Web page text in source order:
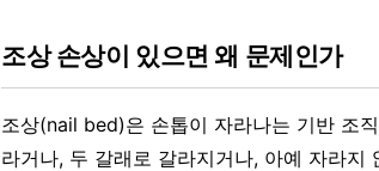
조상 손상이 있으면 왜 문제인가
조상(nail bed)은 손톱이 자라나는 기반 조
라거나, 두 갈래로 갈라지거나, 아예 자라